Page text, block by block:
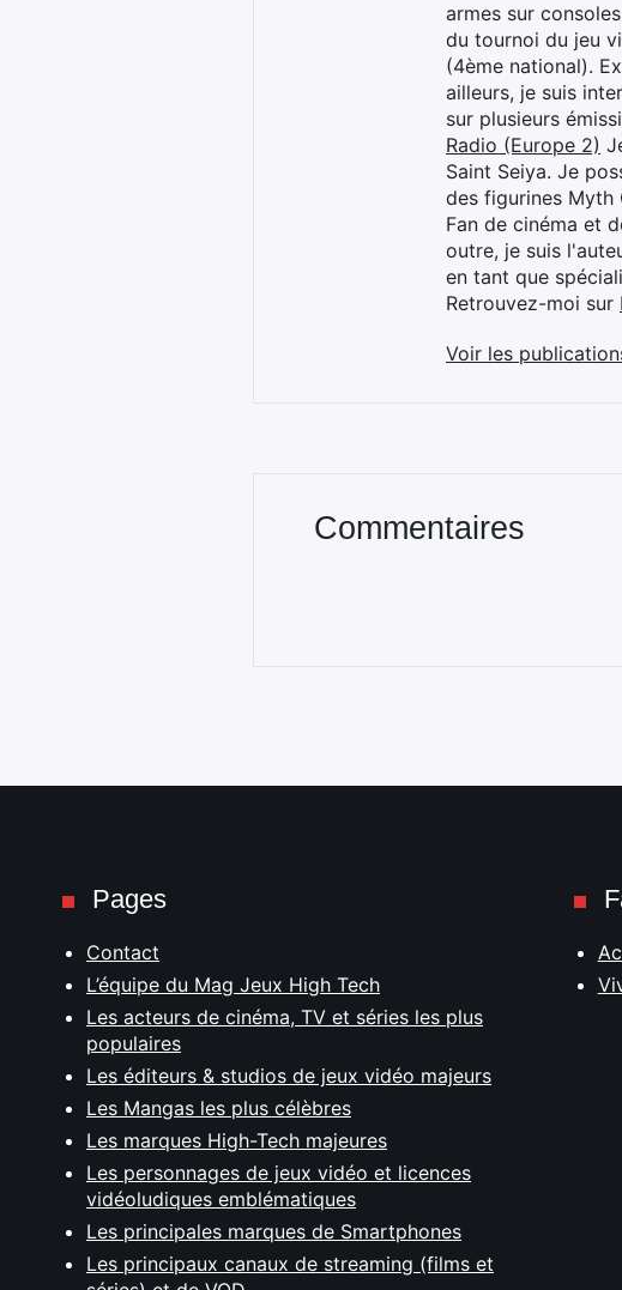
armes sur
du tournoi du jeu
(4ème national).
ailleurs, je suis
sur plusieurs
Radio (Europe 2)
Saint Seiya. Je
des figurines Myth
Fan de cinéma et
outre, je suis
en tant que
Retrouvez-moi sur
Voir les
Commentaires
Pages
Contact
L’équipe du Mag Jeux High Tech
Les acteurs de cinéma, TV et séries les plus
populaires
Les éditeurs & studios de jeux vidéo majeurs
Les Mangas les plus célèbres
Les marques High-Tech majeures
Les personnages de jeux vidéo et licences
vidéoludiques emblématiques
Les principales marques de Smartphones
Les principaux canaux de streaming (films et